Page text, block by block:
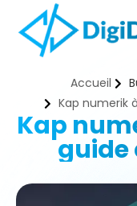
Accueil
Kap numerik
Kap
guide